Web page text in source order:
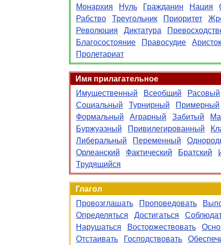
Монархия
Нуль Гражданин Нация
Рабство
Треугольник Приоритет
Революция
Диктатура
Благосостояние
Правосудие
Пролетариат
Имя прилагательное
Имущественный
Всеобщий
Расовый
Социальный
Турнирный
Примерный
Формальный
Аграрный Забитый
Буржуазный
Привилегированный
Либеральный
Переменный
Орлеанский
Фактический Братский
Трудящийся
Глагол
Провозглашать
Проповедовать
Определяться
Достигаться
Нарушаться
Восторжествовать
Отстаивать
Господствовать